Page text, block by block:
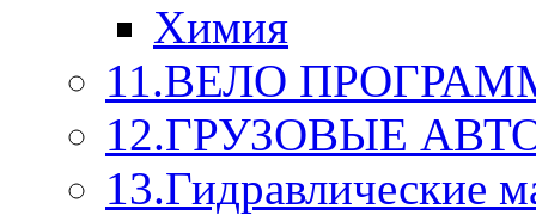
Химия
11.ВЕЛО
12.ГРУЗОВЫЕ
13.Гидравлические